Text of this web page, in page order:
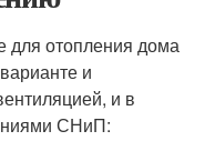
для отопления дома
и
и в
СНиП: